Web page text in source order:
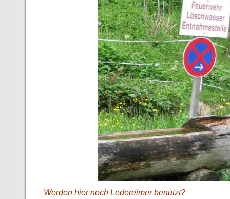
Werden hier noch Ledereimer benutzt?